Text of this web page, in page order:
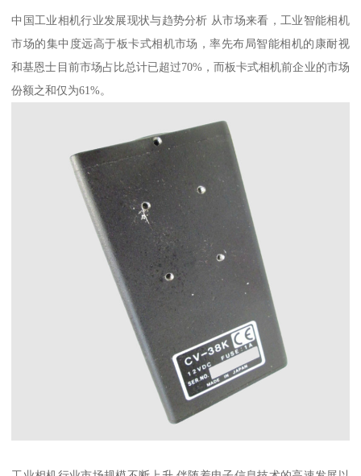
中国工业相机行业发展现状与趋势分析 从市场来看，工业智能相机
市场的集中度远高于板卡式相机市场，率先布局智能相机的康耐视
和基恩士目前市场占比总计已超过70%，而板卡式相机前企业的市场
份额之和仅为61%。